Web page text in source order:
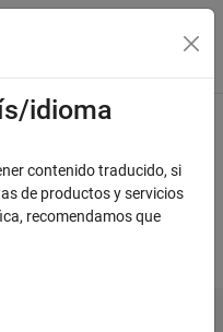
navegación
Notes
expand all in page
idioma
contenido traducido, si
de productos y servicios
recomendamos que